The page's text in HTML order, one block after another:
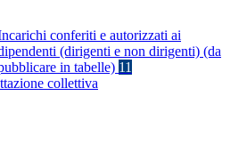
conferiti e autorizzati ai
(dirigenti e non dirigenti) (da
in tabelle) 11
collettiva